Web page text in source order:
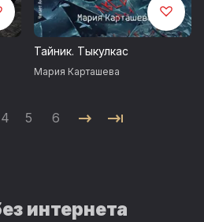
Тайник. Тыкулкас
Мария Карташева
4 5 6
интернета